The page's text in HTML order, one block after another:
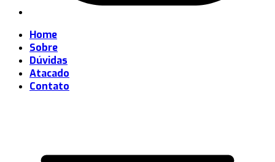
Home
Sobre
Dúvidas
Atacado
Contato